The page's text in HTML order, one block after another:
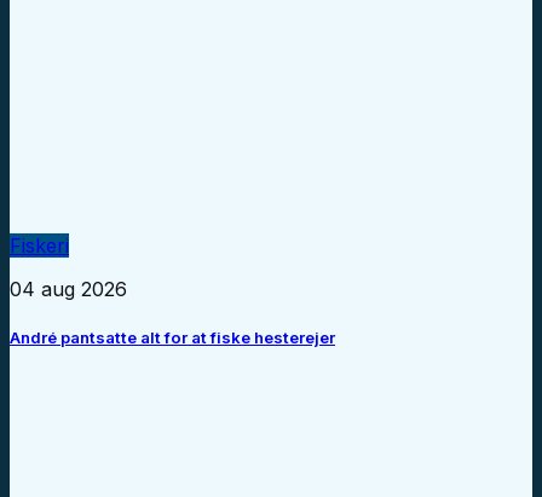
Fiskeri
04 aug 2026
André pantsatte alt for at fiske hesterejer